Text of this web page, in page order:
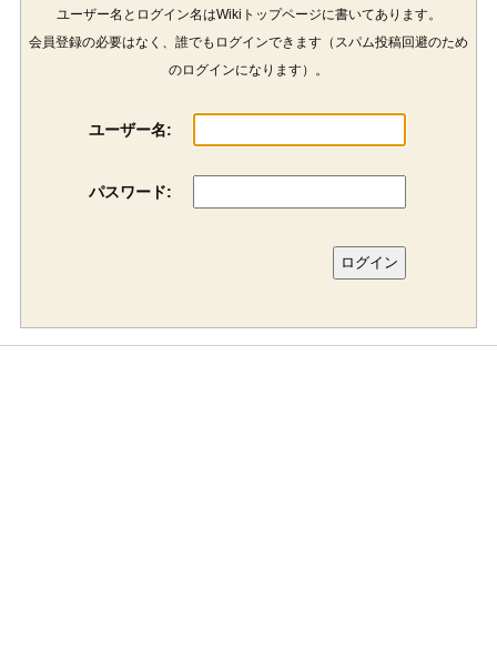
ユーザー名とログイン名はWikiトップページに書いてあります。
会員登録の必要はなく、誰でもログインできます（スパム投稿回避のため
のログインになります）。
ユーザー名:
パスワード: